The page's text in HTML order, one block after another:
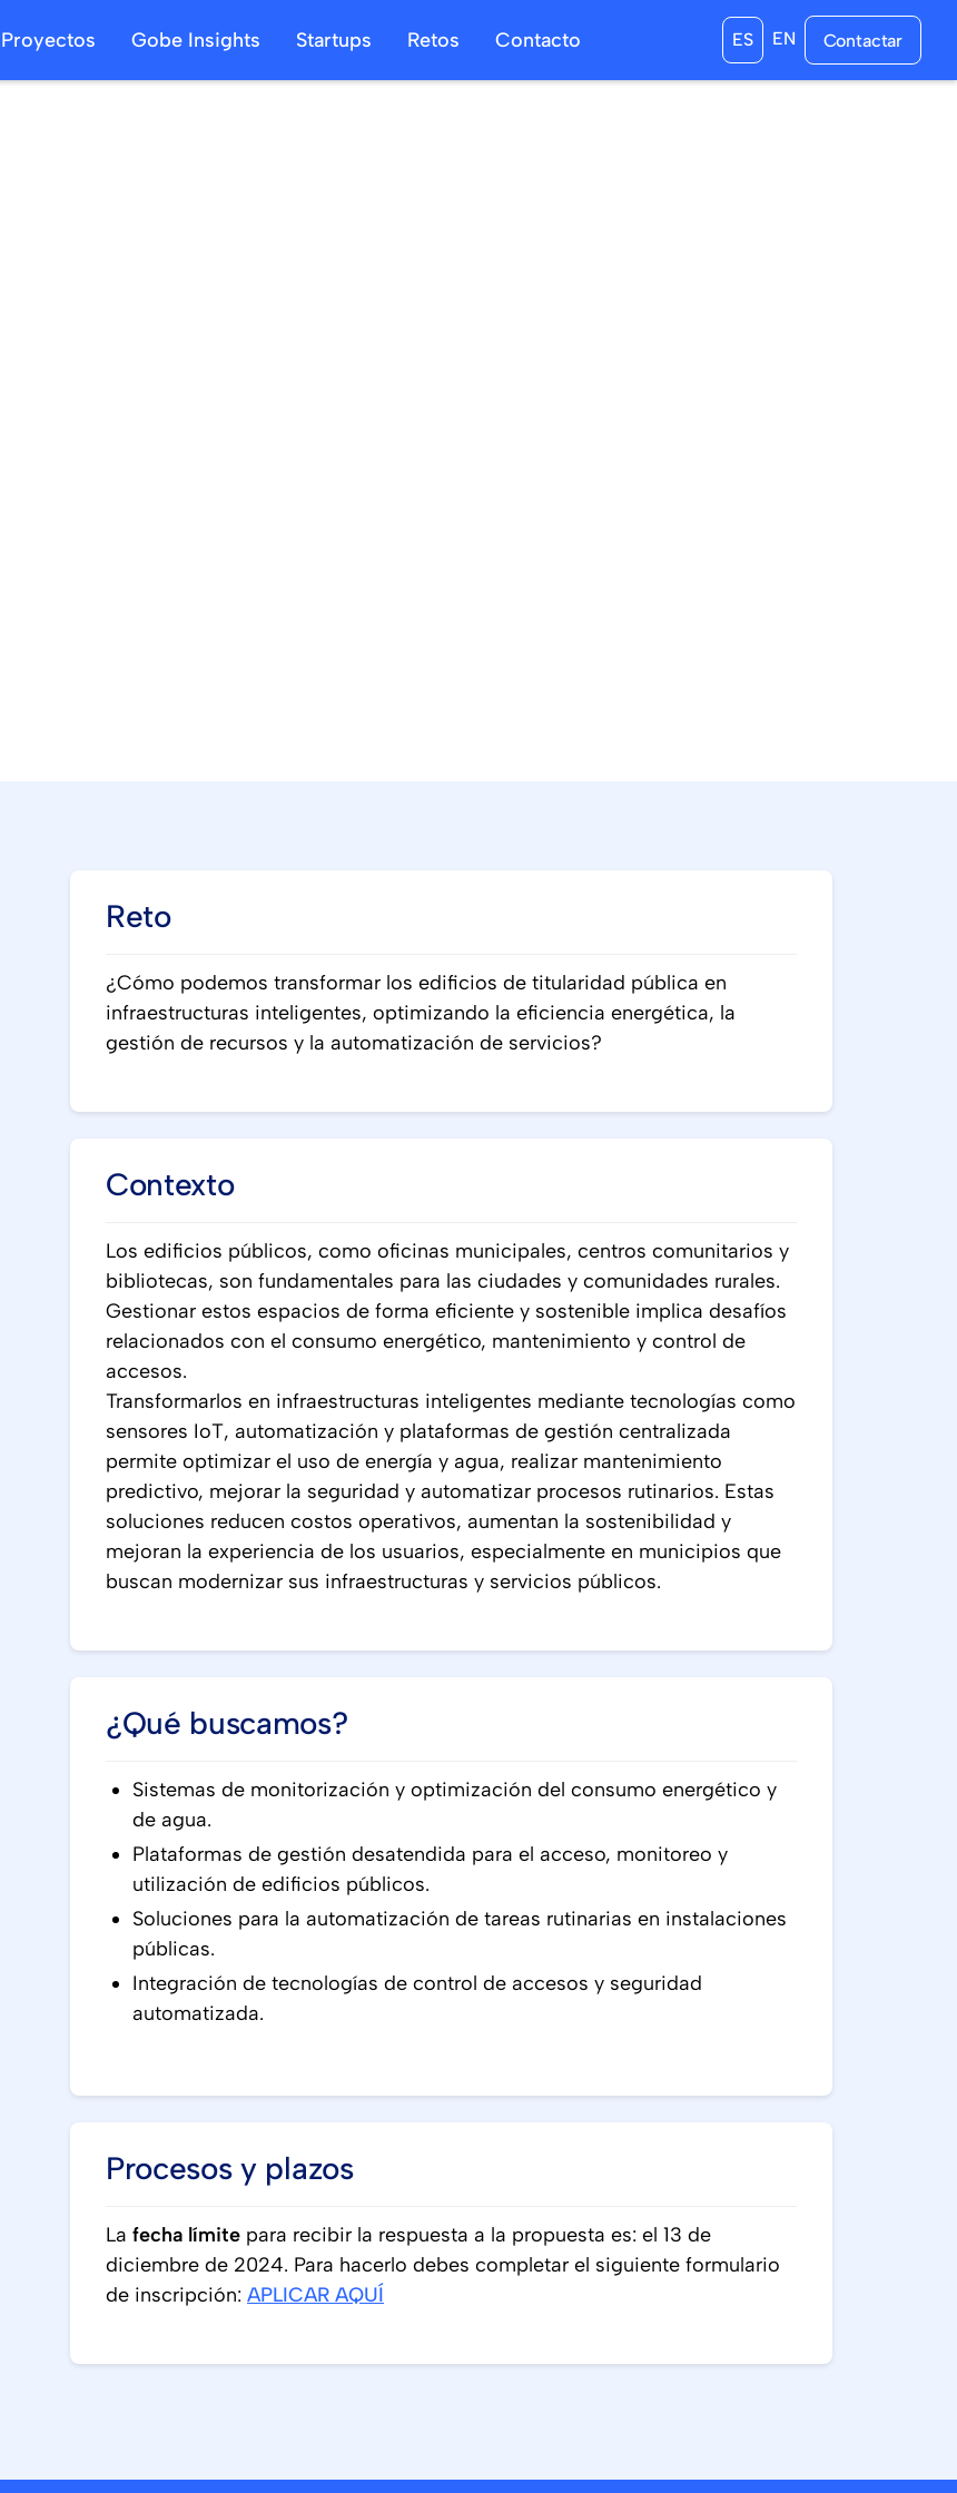
Reto
¿Cómo podemos transformar los edificios de titularidad pública en
infraestructuras inteligentes, optimizando la eficiencia energética, la
gestión de recursos y la automatización de servicios?
Contexto
Los edificios públicos, como oficinas municipales, centros comunitarios y
bibliotecas, son fundamentales para las ciudades y comunidades rurales.
Gestionar estos espacios de forma eficiente y sostenible implica desafíos
relacionados con el consumo energético, mantenimiento y control de
accesos.
Transformarlos en infraestructuras inteligentes mediante tecnologías como
sensores IoT, automatización y plataformas de gestión centralizada
permite optimizar el uso de energía y agua, realizar mantenimiento
predictivo, mejorar la seguridad y automatizar procesos rutinarios. Estas
soluciones reducen costos operativos, aumentan la sostenibilidad y
mejoran la experiencia de los usuarios, especialmente en municipios que
buscan modernizar sus infraestructuras y servicios públicos.
¿Qué buscamos?
Sistemas de monitorización y optimización del consumo energético y
de agua.
Plataformas de gestión desatendida para el acceso, monitoreo y
utilización de edificios públicos.
Soluciones para la automatización de tareas rutinarias en instalaciones
públicas.
Integración de tecnologías de control de accesos y seguridad
automatizada.
Procesos y plazos
La fecha límite para recibir la respuesta a la propuesta es: el 13 de
diciembre de 2024. Para hacerlo debes completar el siguiente formulario
de inscripción: APLICAR AQUÍ
Proyectos Gobe Insights Startups Retos Contacto ES EN Contactar